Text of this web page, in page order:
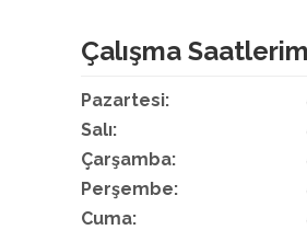
Çalışma
Pazartesi:
Salı:
Çarşamba:
Perşembe:
Cuma: